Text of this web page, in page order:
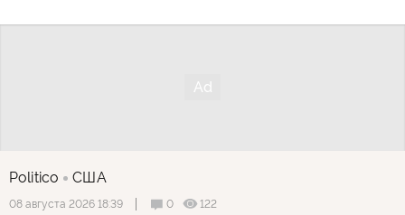
Politico США
08 августа 2026 18:39 0 122